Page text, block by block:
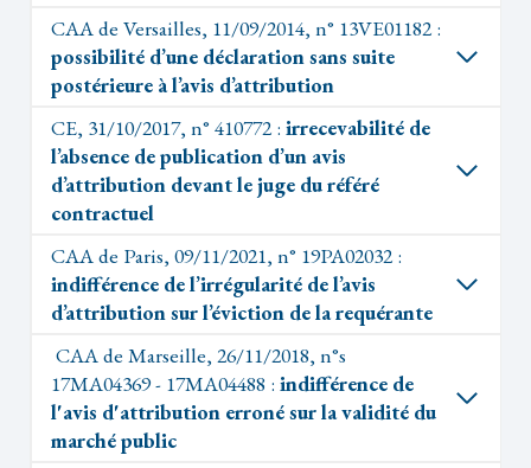
CAA de Versailles, 11/09/2014, n° 13VE01182 :
possibilité d’une déclaration sans suite
postérieure à l’avis d’attribution
CE, 31/10/2017, n° 410772 : irrecevabilité de
l’absence de publication d’un avis
d’attribution devant le juge du référé
contractuel
CAA de Paris, 09/11/2021, n° 19PA02032 :
indifférence de l’irrégularité de l’avis
d’attribution sur l’éviction de la requérante
CAA de Marseille, 26/11/2018, n°s
17MA04369 - 17MA04488 : indifférence de
l'avis d'attribution erroné sur la validité du
marché public